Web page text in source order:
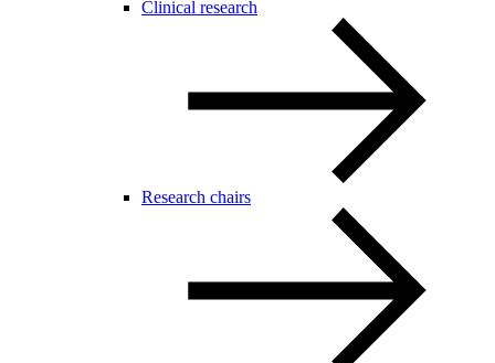
Clinical research
Research chairs